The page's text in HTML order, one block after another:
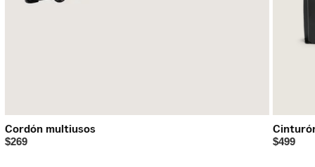
Cordón multiusos
$269 $499